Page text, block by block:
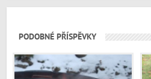
PODOBNÉ PŘÍSPĚVKY